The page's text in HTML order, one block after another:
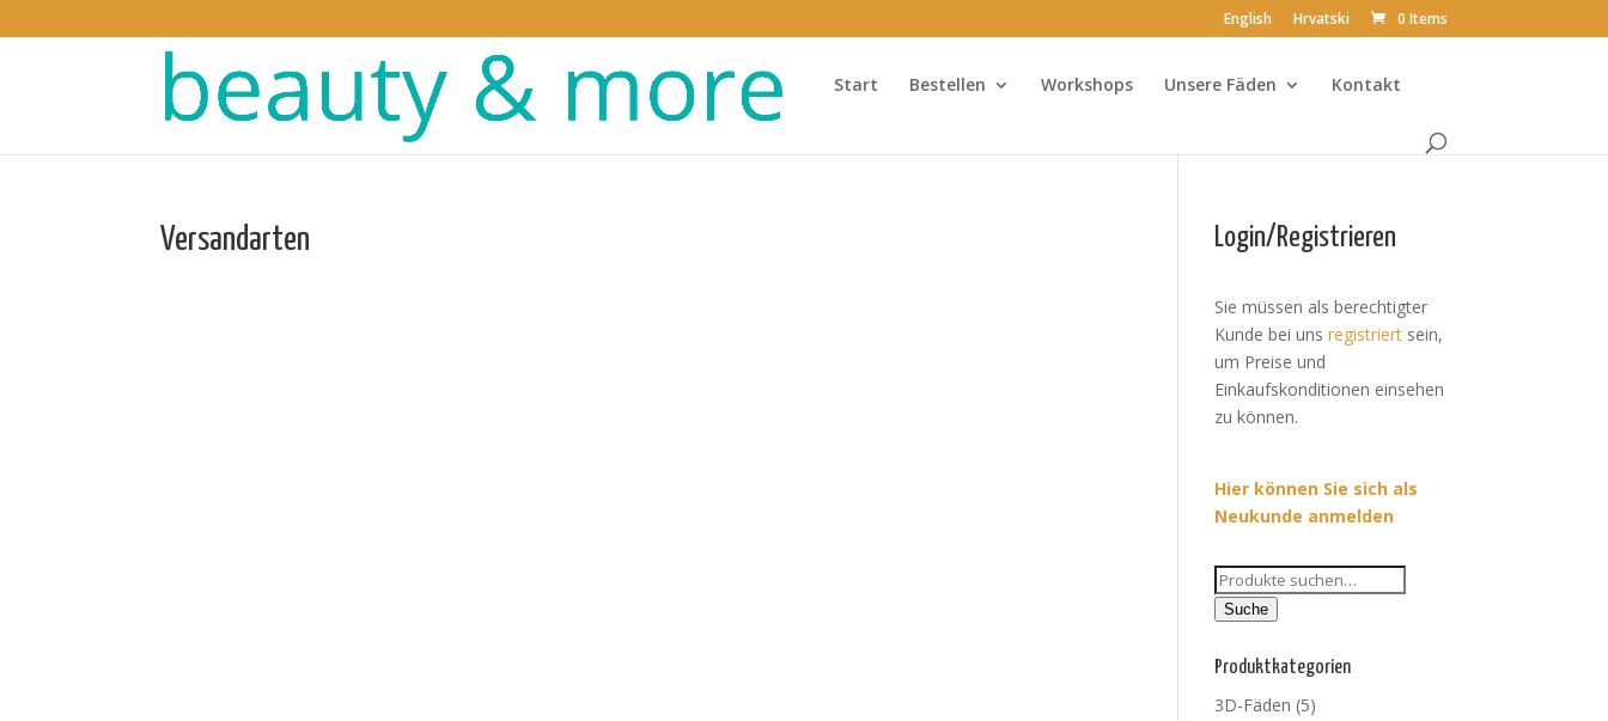
English Hrvatski 0 Items
Start Bestellen Workshops Unsere Fäden Kontakt
Versandarten Login/Registrieren
Sie müssen als berechtigter
Kunde bei unsregistriert sein,
um Preise und
Einkaufskonditionen einsehen
zu können.
Hier können Sie sich als
Neukunde anmelden
Suche
nach:
Suche
Produktkategorien
3D-Fäden (5)